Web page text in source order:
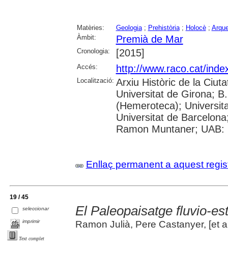
Matèries: Geologia; Prehistòria; Holocè;
Àmbit:
Premià de Mar
Cronologia: [2015]
Accés: http://www.raco.cat/
Localització: Arxiu Històric de la
Universitat de Girona;
(Hemeroteca);
Universitat de
Ramon Muntaner; UAB:
Enllaç permanent a aquest
19 / 45
seleccionar
imprimir
Text complet
El Paleopaisatge fluvio-
Ramon Julià, Pere Castanyer, [et